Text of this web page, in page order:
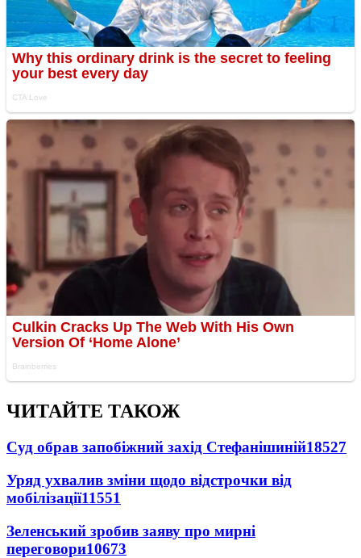
ЧИТАЙТЕ ТАКОЖ
Суд обрав запобіжний захід Стефанішиній18527
Уряд ухвалив зміни щодо відстрочки від
мобілізації11551
Зеленський зробив заяву про мирні
переговори10673